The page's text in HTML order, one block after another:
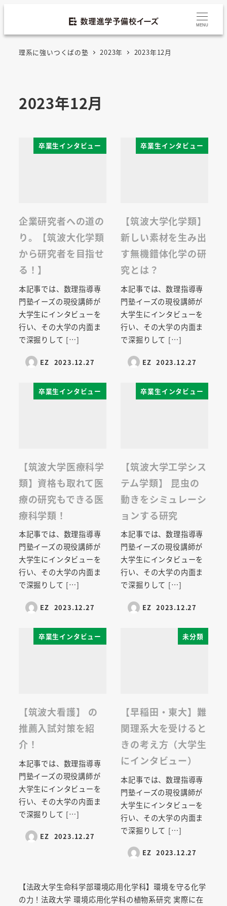
MENU
理系に強いつくばの塾 2023年 2023年12月
2023年12月
卒業生インタビュー
企業研究者への道の
り。【筑波大化学類
から研究者を目指せ
る！】
本記事では、数理指導専
門塾イーズの現役講師が
大学生にインタビューを
行い、その大学の内面ま
で深掘りして […]
EZ 2023.12.27
卒業生インタビュー
【筑波大学化学類】
新しい素材を生み出
す無機錯体化学の研
究とは？
本記事では、数理指導専
門塾イーズの現役講師が
大学生にインタビューを
行い、その大学の内面ま
で深掘りして […]
EZ 2023.12.27
卒業生インタビュー
【筑波大学医療科学
類】資格も取れて医
療の研究もできる医
療科学類！
本記事では、数理指導専
門塾イーズの現役講師が
大学生にインタビューを
行い、その大学の内面ま
で深掘りして […]
EZ 2023.12.27
卒業生インタビュー
【筑波大学工学シス
テム学類】 昆虫の
動きをシミュレーシ
ョンする研究
本記事では、数理指導専
門塾イーズの現役講師が
大学生にインタビューを
行い、その大学の内面ま
で深掘りして […]
EZ 2023.12.27
卒業生インタビュー
【筑波大看護】 の
推薦入試対策を紹
介！
本記事では、数理指導専
門塾イーズの現役講師が
大学生にインタビューを
行い、その大学の内面ま
で深掘りして […]
EZ 2023.12.27
未分類
【早稲田・東大】難
関理系大を受けると
きの考え方（大学生
にインタビュー）
本記事では、数理指導専
門塾イーズの現役講師が
大学生にインタビューを
行い、その大学の内面ま
で深掘りして […]
EZ 2023.12.27
【法政大学生命科学部環境応用化学科】環境を守る化学
の力！法政大学 環境応用化学科の植物系研究 実際に在